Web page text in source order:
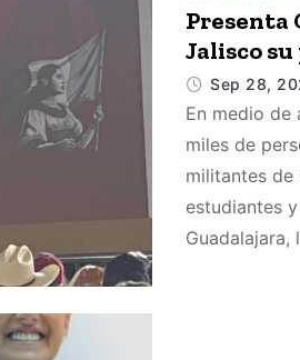
Presenta
Jalisco
Sep 28,
En medio de
miles de
militantes de
estudiantes
Guadalajara,